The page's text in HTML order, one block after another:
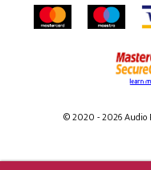
© 2020 - 2026 Audio